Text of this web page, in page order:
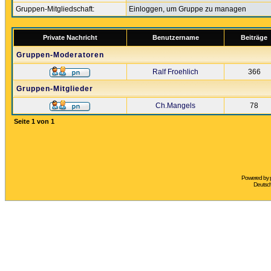
Gruppen-Mitgliedschaft:
Einloggen, um Gruppe zu managen
Private Nachricht Benutzername Beiträge
Gruppen-Moderatoren
Ralf Froehlich
366
Gruppen-Mitglieder
Ch.Mangels
78
Seite 1 von 1
Powered by